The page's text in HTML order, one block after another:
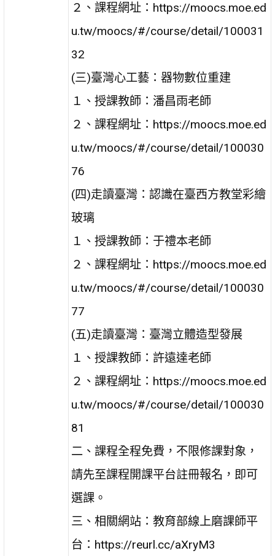
２、課程網址：https://moocs.moe.ed
u.tw/moocs/#/course/detail/100031
32
(三)臺灣心工藝：器物數位重建
１、授課教師：潘昌雨老師
２、課程網址：https://moocs.moe.ed
u.tw/moocs/#/course/detail/100030
76
(四)走讀臺灣：認識在臺西方教堂彩繪
玻璃
１、授課教師：于禮本老師
２、課程網址：https://moocs.moe.ed
u.tw/moocs/#/course/detail/100030
77
(五)走讀臺灣：臺灣立體造型發展
１、授課教師：許遠達老師
２、課程網址：https://moocs.moe.ed
u.tw/moocs/#/course/detail/100030
81
二、課程全程免費，不限修課對象，
請先至課程開課平台註冊報名，即可
選課。
三、相關網站：教育部線上磨課師平
台：https://reurl.cc/aXryM3